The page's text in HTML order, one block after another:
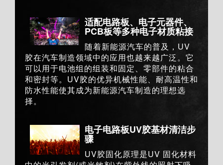
适配电路板、电子元器件、
PCB板等多种电子材质粘接
随着新能源汽车的普及，UV
胶在汽车制造领域中的应用也越来越广泛。它
可以用于电池组的组装和固定、零部件的粘合
和密封等。UV胶的优异机械性能、耐高温性和
防水性能使其成为新能源汽车制造的理想选
择。
电子电路板UV胶基材清洁步
骤
UV胶固化原理是UV 固化材料